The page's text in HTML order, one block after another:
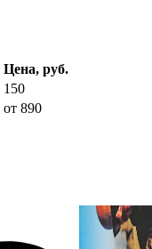
Цена, руб.
150
от 890